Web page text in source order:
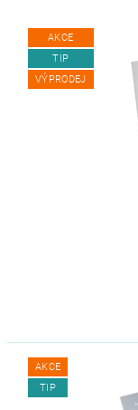
AKCE
TIP
VÝPRODEJ
AKCE
TIP